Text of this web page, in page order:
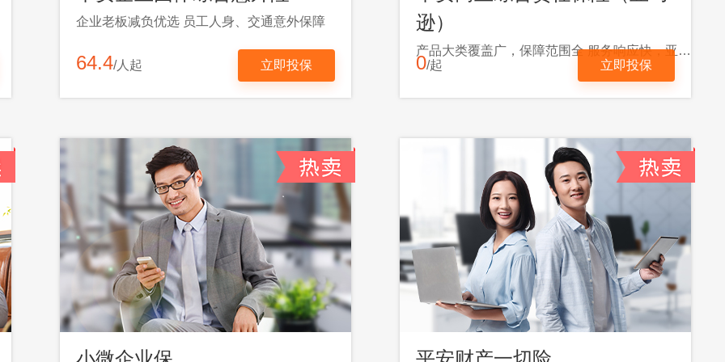
企业老板减负优选 员工人身、交通意外保障
64.4/人起 立即投保
逊）
产品大类覆盖广，保障范围全 服务响应快，亚马逊跨境卖家必备
0/起 立即投保